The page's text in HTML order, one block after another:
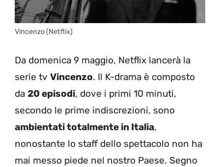
Vincenzo (Netflix)
Da domenica 9 maggio, Netflix lancerà la
serie tv Vincenzo. Il K-drama è composto
da 20 episodi, dove i primi 10 minuti,
secondo le prime indiscrezioni, sono
ambientati totalmente in Italia,
nonostante lo staff dello spettacolo non ha
mai messo piede nel nostro Paese. Segno